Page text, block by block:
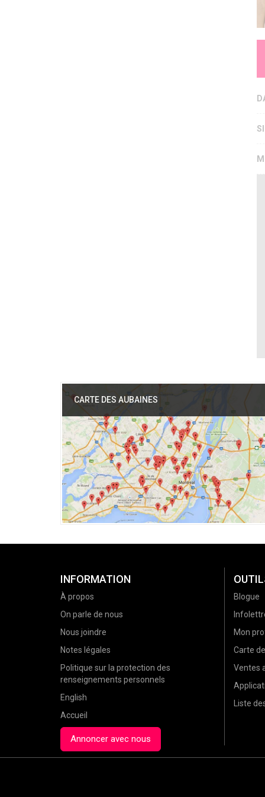
CARTE DES AUBAINES
INFORMATION
À propos
On parle de nous
Nous joindre
Notes légales
Politique sur la protection des
renseignements personnels
English
Accueil
Annoncer avec nous
Blogue
Mon
Carte
Ventes
Liste